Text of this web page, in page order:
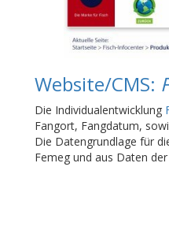
Website/CMS:
Die Individualentwicklung
Fangort, Fangdatum,
Die Datengrundlage für
Femeg und aus Daten